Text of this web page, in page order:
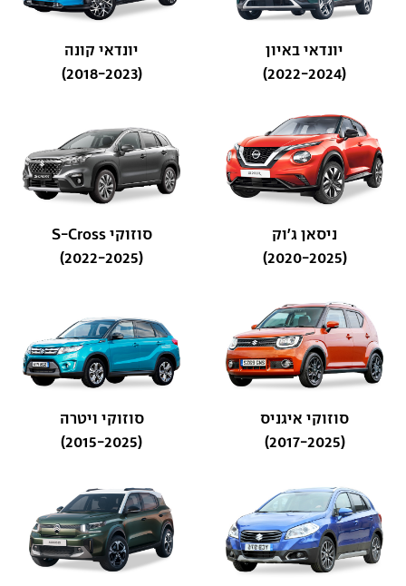
יונדאי באיון
(2022-2024)
יונדאי קונה
(2018-2023)
ניסאן ג'וק
(2020-2025)
סוזוקי S-Cross
(2022-2025)
סוזוקי איגניס
(2017-2025)
סוזוקי ויטרה
(2015-2025)